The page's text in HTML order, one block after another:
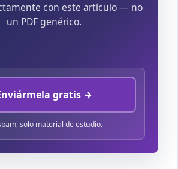
con este artículo — no
un PDF genérico.
gratis →
solo material de estudio.